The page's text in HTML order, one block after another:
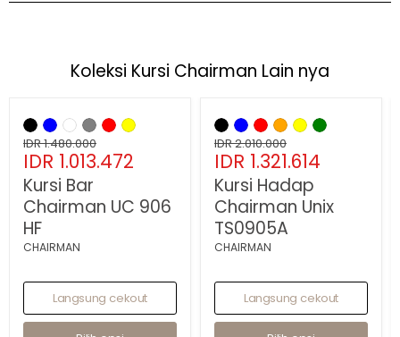
Koleksi Kursi Chairman Lain nya
Kursi
Bar
Chairman
UC
906
HF
Harga
asli
IDR 1.480.000
Harga
sekarang
IDR 1.013.472
Kursi Bar
Chairman UC 906
HF
CHAIRMAN
Langsung cekout
Kursi
Hadap
Chairman
Unix
TS0905A
Harga
asli
IDR 2.010.000
Harga
sekarang
IDR 1.321.614
Kursi Hadap
Chairman Unix
TS0905A
CHAIRMAN
Langsung cekout